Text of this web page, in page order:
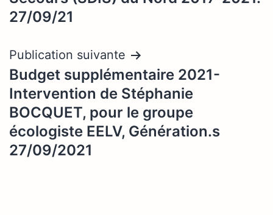
27/09/21
Publication suivante
Budget supplémentaire 2021-
Intervention de Stéphanie
BOCQUET, pour le groupe
écologiste EELV, Génération.s
27/09/2021